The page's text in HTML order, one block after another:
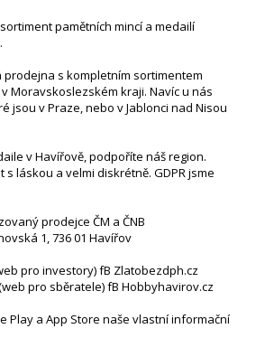
pamětních mincí a medailí
prodejna s kompletním sortimentem
Moravskoslezském kraji. Navíc u nás
jsou v Praze, nebo v Jablonci nad Nisou
v Havířově, podpoříte náš region.
láskou a velmi diskrétně. GDPR jsme
prodejce ČM a ČNB
1, 736 01 Havířov
pro investory) fB Zlatobezdph.cz
pro sběratele) fB Hobbyhavirov.cz
Play a App Store naše vlastní informační